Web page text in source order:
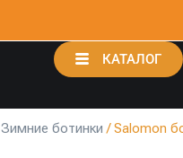
КАТАЛОГ
Зимние ботинки / Salomon